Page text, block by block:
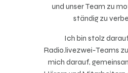
und unser Team zu
ständig zu
Ich bin stolz
Radio.livezwei-Teams
mich darauf,